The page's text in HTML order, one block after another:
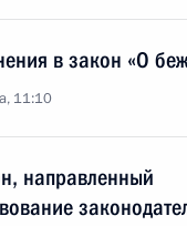
в закон «О
11:10
направленный